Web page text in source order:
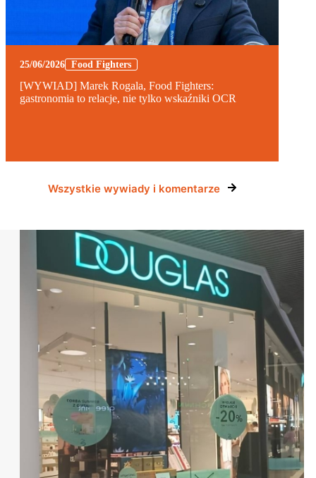
25/06/2026 Food Fighters
[WYWIAD] Marek Rogala, Food Fighters:
gastronomia to relacje, nie tylko wskaźniki OCR
Wszystkie wywiady i komentarze